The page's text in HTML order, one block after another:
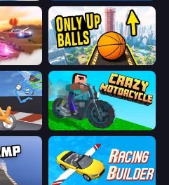
Only Up Balls
Crazy Motorcycle